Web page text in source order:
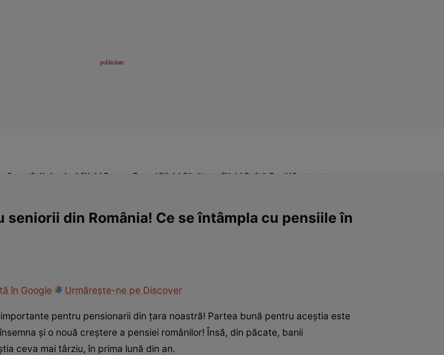
SportStil de viațăClick! Pentru FemeiClick! Sănătate Click! Poftă Bună!Contact
seniorii din România! Ce se întâmpla cu pensiile în
în Google
Urmărește-ne pe Discover
pentru pensionarii din țara noastră! Partea bună pentru aceștia este
și o nouă creștere a pensiei românilor! Însă, din păcate, banii
ceva mai târziu, în prima lună din an.